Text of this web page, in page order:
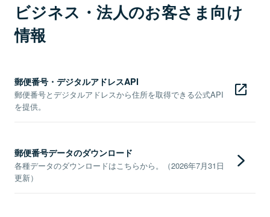
ビジネス・法人のお客さま向け
情報
郵便番号・デジタルアドレスAPI
郵便番号とデジタルアドレスから住所を取得できる公式API
を提供。
郵便番号データのダウンロード
各種データのダウンロードはこちらから。（2026年7月31日
更新）